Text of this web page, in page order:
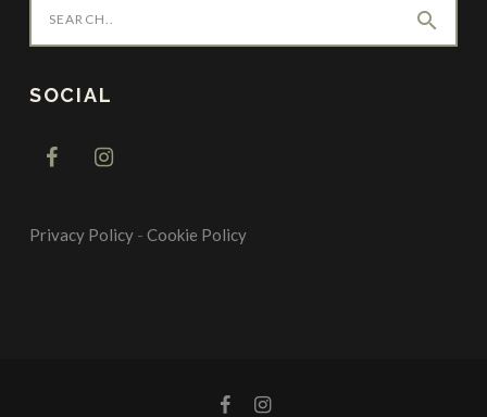
search
SOCIAL
Privacy Policy- Cookie Policy